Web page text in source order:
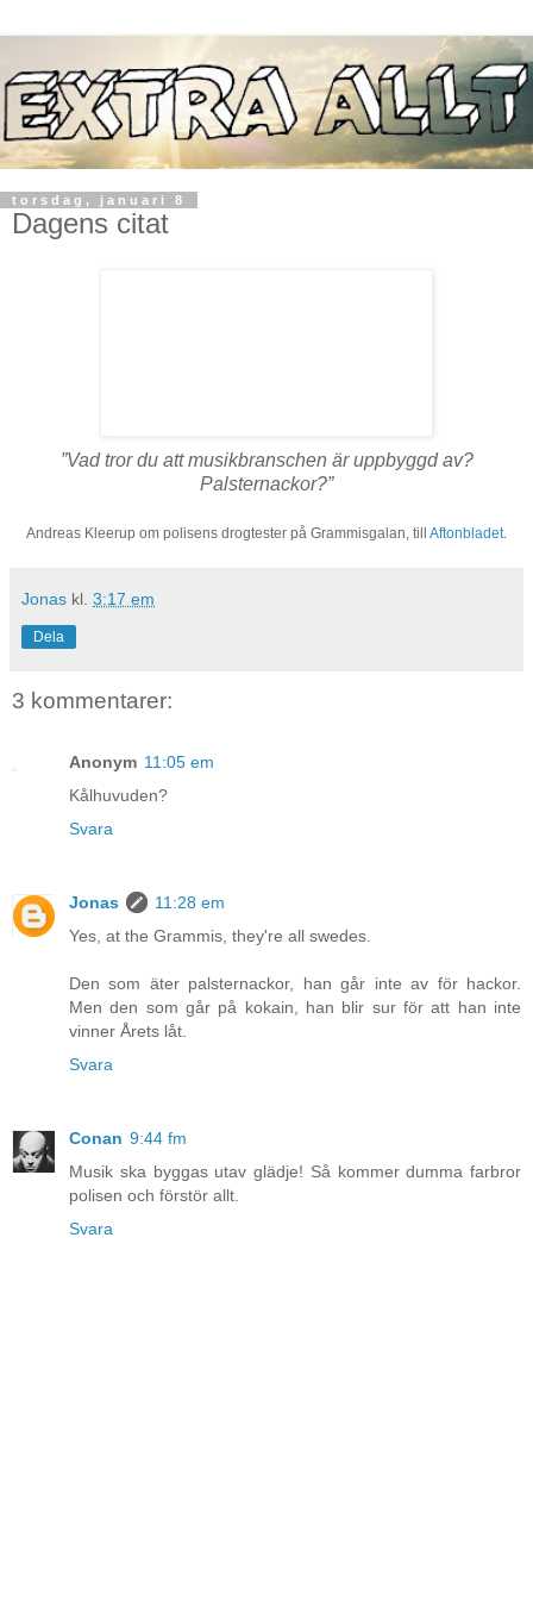
torsdag, januari 8
Dagens citat
”Vad tror du att musikbranschen är uppbyggd av?
Palsternackor?”
Andreas Kleerup om polisens drogtester på Grammisgalan, till Aftonbladet.
Jonas kl. 3:17 em
Dela
3 kommentarer:
Anonym 11:05 em
Kålhuvuden?
Svara
Jonas
11:28 em
Yes, at the Grammis, they're all swedes.
Den som äter palsternackor, han går inte av för hackor.
Men den som går på kokain, han blir sur för att han inte
vinner Årets låt.
Svara
Conan 9:44 fm
Musik ska byggas utav glädje! Så kommer dumma farbror
polisen och förstör allt.
Svara